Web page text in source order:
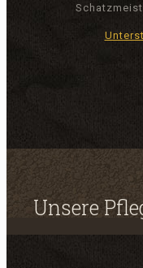
Unsere